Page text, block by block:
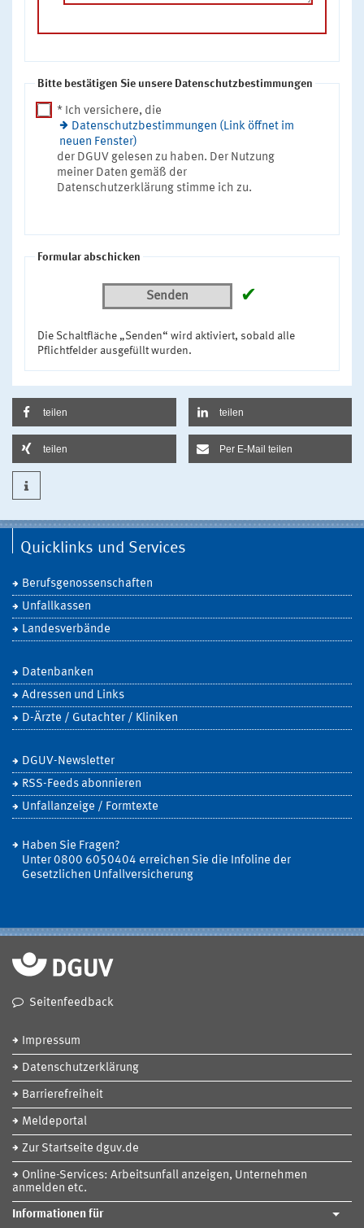
Bitte bestätigen Sie unsere Datenschutzbestimmungen
* Ich versichere, die
Datenschutzbestimmungen (Link öffnet im
neuen Fenster)
der DGUV gelesen zu haben. Der Nutzung
meiner Daten gemäß der
Datenschutzerklärung stimme ich zu.
Formular abschicken
Senden ✔
Die Schaltfläche „Senden“ wird aktiviert, sobald alle
Pflichtfelder ausgefüllt wurden.
teilen teilen
teilen Per E-Mail teilen
Quicklinks und Services
Berufsgenossenschaften
Unfallkassen
Landesverbände
Datenbanken
Adressen und Links
D-Ärzte / Gutachter / Kliniken
DGUV-Newsletter
RSS-Feeds abonnieren
Unfallanzeige / Formtexte
Haben Sie Fragen?
Unter 0800 6050404 erreichen Sie die Infoline der
Gesetzlichen Unfallversicherung
Seitenfeedback
Impressum
Datenschutzerklärung
Barrierefreiheit
Meldeportal
Zur Startseite dguv.de
Online-Services: Arbeitsunfall anzeigen, Unternehmen
anmelden etc.
Informationen für